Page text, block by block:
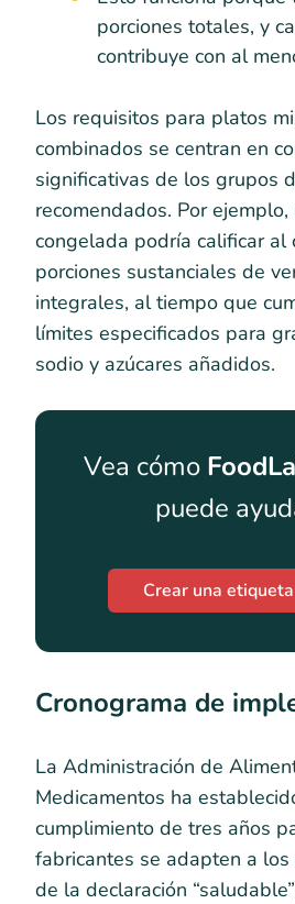
porciones totales, y
contribuye con al
Los requisitos para platos
combinados se centran en
significativas de los grupos
recomendados. Por ejemplo,
congelada podría calificar al
porciones sustanciales de
integrales, al tiempo que
límites especificados para
sodio y azúcares añadidos.
Vea cómo
puede
Crear una
Cronograma de
La Administración de
Medicamentos ha
cumplimiento de tres años
fabricantes se adapten a
de la declaración